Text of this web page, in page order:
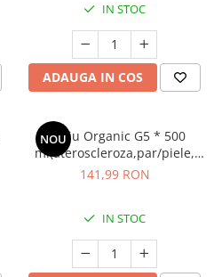
glucozamină, condroitină și
nutrienți esențiali
IN STOC
ADAUGA IN COS
NOU
Siliciu Organic G5 * 500
ml(ateroscleroza,par/piele,
eliminare aluminiu,
141,99 RON
IN STOC